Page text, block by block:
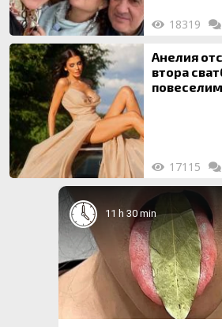
18319
Анелия
втора
17115
11 h 30 min